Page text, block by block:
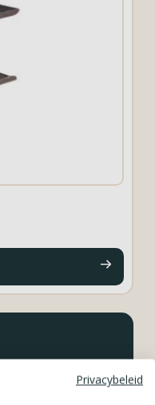
Privacybeleid